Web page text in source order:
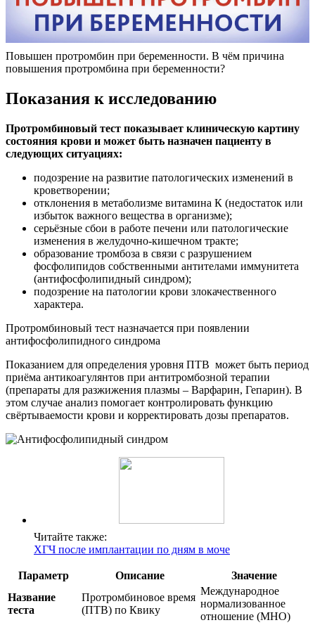
Повышен протромбин при беременности. В чём причина
повышения протромбина при беременности?
Показания к исследованию
Протромбиновый тест показывает клиническую картину
состояния крови и может быть назначен пациенту в
следующих ситуациях:
подозрение на развитие патологических изменений в
кроветворении;
отклонения в метаболизме витамина К (недостаток или
избыток важного вещества в организме);
серьёзные сбои в работе печени или патологические
изменения в желудочно-кишечном тракте;
образование тромбоза в связи с разрушением
фосфолипидов собственными антителами иммунитета
(антифосфолипидный синдром);
подозрение на патологии крови злокачественного
характера.
Протромбиновый тест назначается при появлении
антифосфолипидного синдрома
Показанием для определения уровня ПТВ может быть период
приёма антикоагулянтов при антитромбозной терапии
(препараты для разжижения плазмы – Варфарин, Гепарин). В
этом случае анализ помогает контролировать функцию
свёртываемости крови и корректировать дозы препаратов.
Читайте также:
ХГЧ после имплантации по дням в моче
Параметр Описание
Значение
Название
теста
Протромбиновое время
(ПТВ) по Квику
Международное
нормализованное
отношение (МНО)